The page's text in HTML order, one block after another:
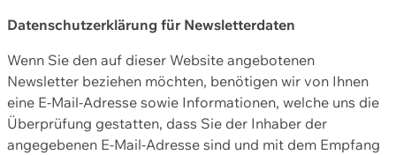
Datenschutzerklärung für Newsletterdaten
Wenn Sie den auf dieser Website angebotenen
Newsletter beziehen möchten, benötigen wir von Ihnen
eine E-Mail-Adresse sowie Informationen, welche uns die
Überprüfung gestatten, dass Sie der Inhaber der
angegebenen E-Mail-Adresse sind und mit dem Empfang